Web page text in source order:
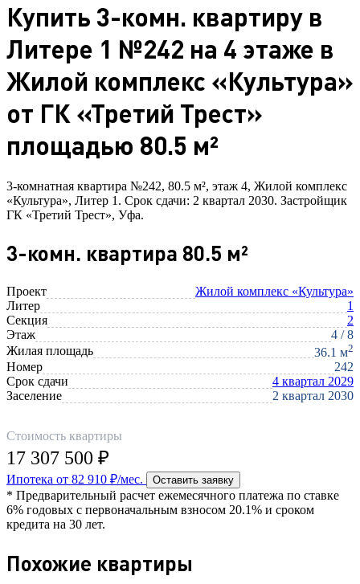
Купить 3-комн. квартиру в
Литере 1 №242 на 4 этаже в
Жилой комплекс «Культура»
от ГК «Третий Трест»
площадью 80.5 м²
3-комнатная квартира №242, 80.5 м², этаж 4, Жилой комплекс
«Культура», Литер 1. Срок сдачи: 2 квартал 2030. Застройщик
ГК «Третий Трест», Уфа.
3-комн. квартира 80.5 м²
Проект
Жилой комплекс «Культура»
Литер
1
Секция
2
Этаж
4 / 8
Жилая площадь
36.1 м2
Номер
242
Срок сдачи
4 квартал 2029
Заселение
2 квартал 2030
Стоимость квартиры
17 307 500 ₽
Ипотека от 82 910 ₽/мес. Оставить заявку
* Предварительный расчет ежемесячного платежа по ставке
6% годовых с первоначальным взносом 20.1% и сроком
кредита на 30 лет.
Похожие квартиры